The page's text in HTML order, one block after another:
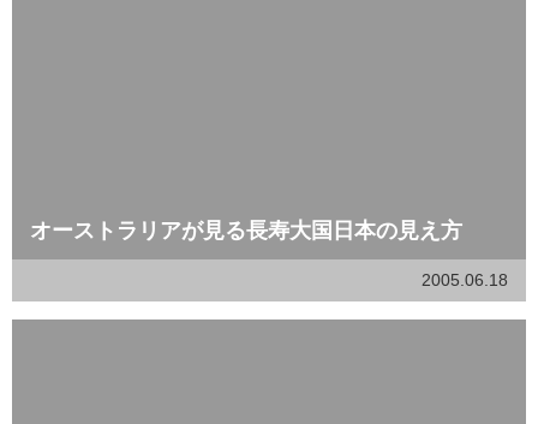
オーストラリアが見る長寿大国日本の見え方
2005.06.18